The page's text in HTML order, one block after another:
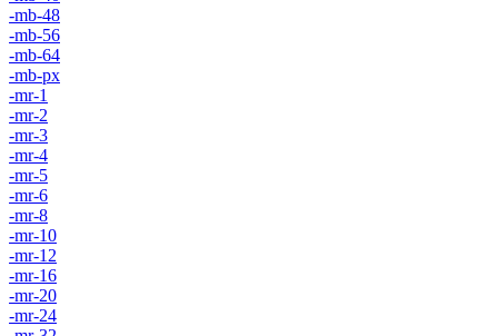
-mb-48
-mb-56
-mb-64
-mb-px
-mr-1
-mr-2
-mr-3
-mr-4
-mr-5
-mr-6
-mr-8
-mr-10
-mr-12
-mr-16
-mr-20
-mr-24